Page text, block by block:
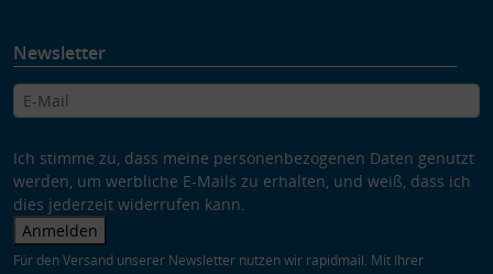
Newsletter
Ich stimme zu, dass meine personenbezogenen Daten genutzt
werden, um werbliche E-Mails zu erhalten, und weiß, dass ich
dies jederzeit widerrufen kann.
Anmelden
Für den Versand unserer Newsletter nutzen wir rapidmail. Mit Ihrer